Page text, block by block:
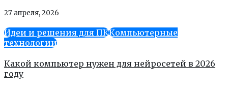
27 апреля, 2026
Идеи и решения для ПККомпьютерные
технологии
Какой компьютер нужен для нейросетей в 2026
году